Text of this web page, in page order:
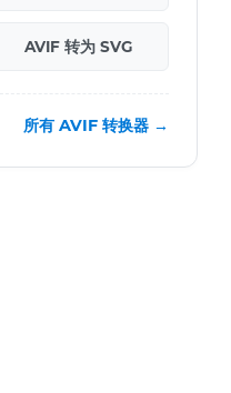
AVIF 转为 SVG
所有 AVIF 转换器 →